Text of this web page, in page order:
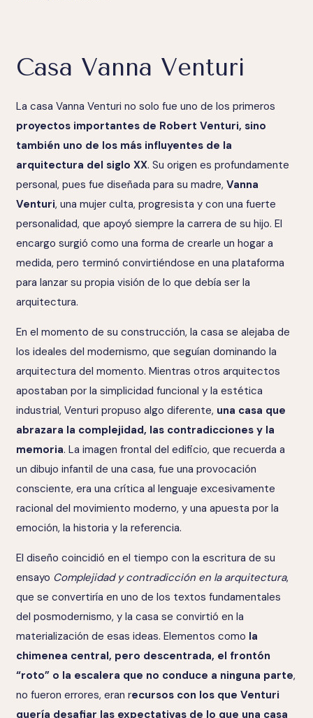
Casa Vanna Venturi
La casa Vanna Venturi no solo fue uno de los primeros
proyectos importantes de Robert Venturi, sino
también uno de los más influyentes de la
arquitectura del siglo XX. Su origen es profundamente
personal, pues fue diseñada para su madre, Vanna
Venturi, una mujer culta, progresista y con una fuerte
personalidad, que apoyó siempre la carrera de su hijo. El
encargo surgió como una forma de crearle un hogar a
medida, pero terminó convirtiéndose en una plataforma
para lanzar su propia visión de lo que debía ser la
arquitectura.
En el momento de su construcción, la casa se alejaba de
los ideales del modernismo, que seguían dominando la
arquitectura del momento. Mientras otros arquitectos
apostaban por la simplicidad funcional y la estética
industrial, Venturi propuso algo diferente, una casa que
abrazara la complejidad, las contradicciones y la
memoria. La imagen frontal del edificio, que recuerda a
un dibujo infantil de una casa, fue una provocación
consciente, era una crítica al lenguaje excesivamente
racional del movimiento moderno, y una apuesta por la
emoción, la historia y la referencia.
El diseño coincidió en el tiempo con la escritura de su
ensayo Complejidad y contradicción en la arquitectura,
que se convertiría en uno de los textos fundamentales
del posmodernismo, y la casa se convirtió en la
materialización de esas ideas. Elementos como la
chimenea central, pero descentrada, el frontón
“roto” o la escalera que no conduce a ninguna parte,
no fueron errores, eran recursos con los que Venturi
quería desafiar las expectativas de lo que una casa